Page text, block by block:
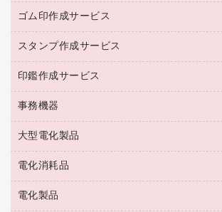
作業用雑貨
梱包用品
梱包用テープ
園芸用品
ペット用品
ミルク・シュガー
ソフトドリンク
コーヒーメーカー・備品
インスタントコーヒー
台所用洗剤
掃除用品
掃除用洗剤
洗濯用品
消臭・芳香剤
殺虫剤
飲食用消耗品
カウネットキャラクター商品
ゴム印作成サービス
ゴム印作成サービス
ゴム印（一行印）作成サービス
ゴム印（フリーサイズ印）作成サービス
スタンプ作成サービス
シヤチハタスタンプ作成サービス
カウネットスタンプ作成サービス
印鑑作成サービス
印鑑作成サービス
事務機器
大型シュレッダー（共配）
レーザーポインター
ラミネートフィルム
ラミネータ
大型電化製品
冷蔵庫・キッチン・調理家電
テレビ・ＡＶ機器
電化消耗品
電球・蛍光灯
電化製品